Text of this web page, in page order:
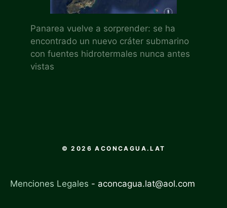
Panarea vuelve a sorprender: se ha
encontrado un nuevo cráter submarino
con fuentes hidrotermales nunca antes
vistas
© 2026 ACONCAGUA.LAT
Menciones Legales - aconcagua.lat@aol.com